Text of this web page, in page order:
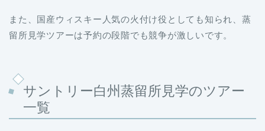
また、国産ウィスキー人気の火付け役としても知られ、蒸
留所見学ツアーは予約の段階でも競争が激しいです。
サントリー白州蒸留所見学のツアー
一覧